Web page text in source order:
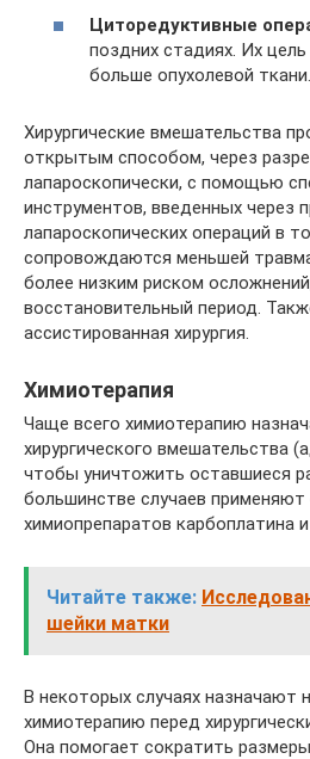
Циторедуктивные
поздних стадиях. Их
больше опухолевой ткани.
Хирургические вмешательства
открытым способом, через
лапароскопически, с помощью
инструментов, введенных через
лапароскопических операций в
сопровождаются меньшей
более низким риском
восстановительный период.
ассистированная хирургия.
Химиотерапия
Чаще всего химиотерапию
хирургического вмешательства
чтобы уничтожить оставшиеся
большинстве случаев применяют
химиопрепаратов карбоплатина
Читайте также:
шейки матки
В некоторых случаях назначают
химиотерапию перед
Она помогает сократить